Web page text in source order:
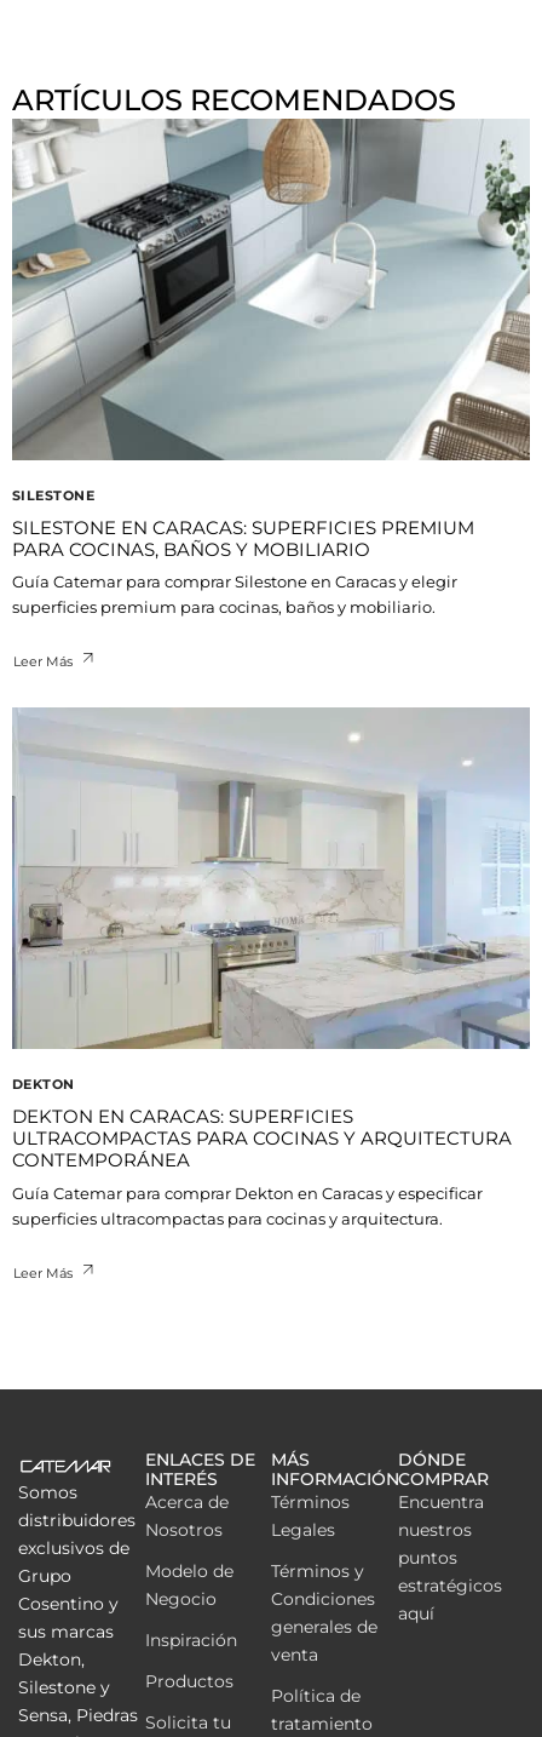
ARTÍCULOS RECOMENDADOS
SILESTONE
SILESTONE EN CARACAS: SUPERFICIES PREMIUM
PARA COCINAS, BAÑOS Y MOBILIARIO
Guía Catemar para comprar Silestone en Caracas y elegir
superficies premium para cocinas, baños y mobiliario.
Leer Más
DEKTON
DEKTON EN CARACAS: SUPERFICIES
ULTRACOMPACTAS PARA COCINAS Y ARQUITECTURA
CONTEMPORÁNEA
Guía Catemar para comprar Dekton en Caracas y especificar
superficies ultracompactas para cocinas y arquitectura.
Leer Más
Somos
distribuidores
exclusivos de
Grupo
Cosentino y
sus marcas
Dekton,
Silestone y
Sensa, Piedras
ENLACES DE
INTERÉS
Acerca de
Nosotros
Modelo de
Negocio
Inspiración
Productos
Solicita tu
MÁS
INFORMACIÓN
Términos
Legales
Términos y
Condiciones
generales de
venta
Política de
tratamiento
DÓNDE
COMPRAR
Encuentra
nuestros
puntos
estratégicos
aquí